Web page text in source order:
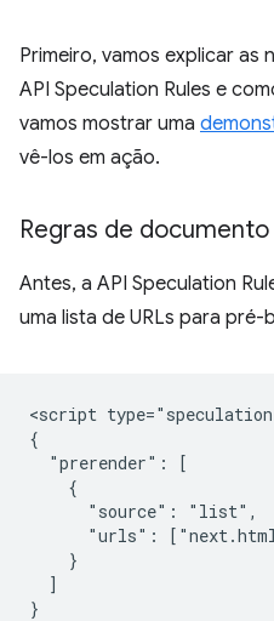
Primeiro, vamos explicar as
API Speculation Rules e
vamos mostrar uma
vê-los em ação.
Regras de documento
Antes, a API Speculation
uma lista de URLs para
<script
{
  "prerender": [
    {
      "source": "list",
"urls":
    }
  ]
}